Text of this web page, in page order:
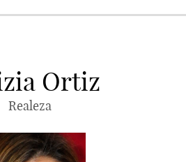
Ortiz
Realeza